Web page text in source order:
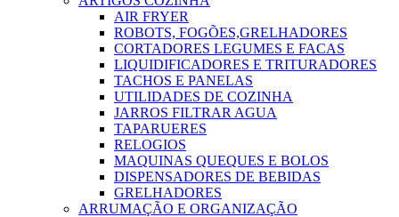
AIR FRYER
ROBOTS, FOGÕES,GRELHADORES
CORTADORES LEGUMES E FACAS
LIQUIDIFICADORES E TRITURADORES
TACHOS E PANELAS
UTILIDADES DE COZINHA
JARROS FILTRAR AGUA
TAPARUERES
RELOGIOS
MAQUINAS QUEQUES E BOLOS
DISPENSADORES DE BEBIDAS
GRELHADORES
ARRUMAÇÃO E ORGANIZAÇÃO